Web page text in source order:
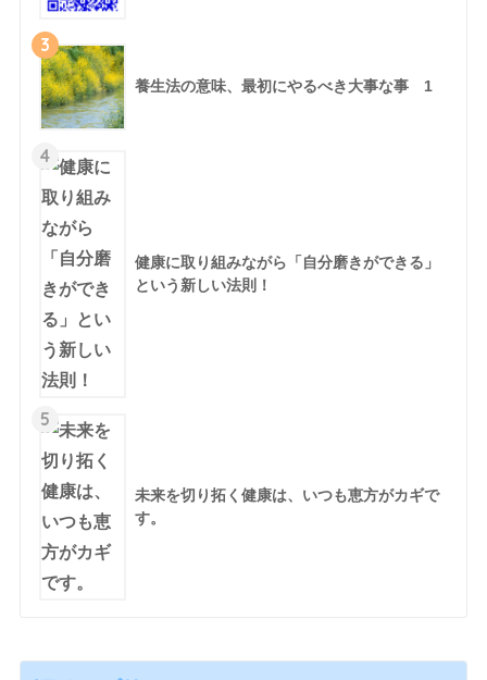
3
養生法の意味、最初にやるべき大事な事 1
4
健康に取り組みながら「自分磨きができる」
という新しい法則！
5
未来を切り拓く健康は、いつも恵方がカギで
す。